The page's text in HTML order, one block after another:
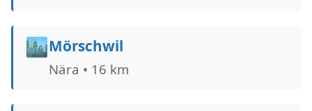
🏙️Mörschwil
Nära • 16 km